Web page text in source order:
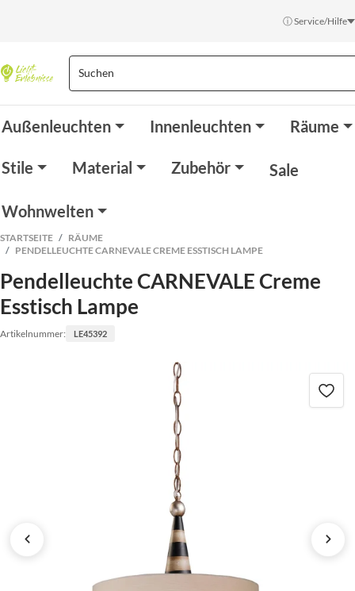
ⓘ Service/Hilfe
Außenleuchten Innenleuchten Räume
Stile Material Zubehör Sale
Wohnwelten
STARTSEITE
RÄUME
PENDELLEUCHTE CARNEVALE CREME ESSTISCH LAMPE
Pendelleuchte CARNEVALE Creme
Esstisch Lampe
Artikelnummer: LE45392